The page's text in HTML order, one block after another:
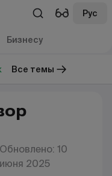
Рус
Бизнесу
Все темы
Обновлено: 10
июня 2025